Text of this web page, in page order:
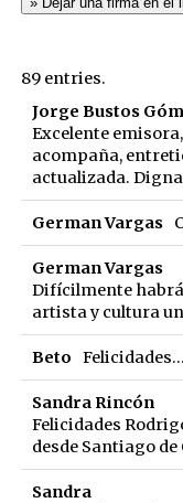
89 entries.
Jorge Bustos
Excelente
acompaña,
actualizada.
German Vargas
German Vargas
Difícilmente
artista y cultura
Beto
Sandra Rincón
Felicidades
desde Santiago de
Sandra